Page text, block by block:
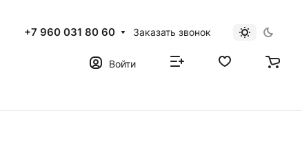
+7 960 031 80 60 Заказать звонок
Войти